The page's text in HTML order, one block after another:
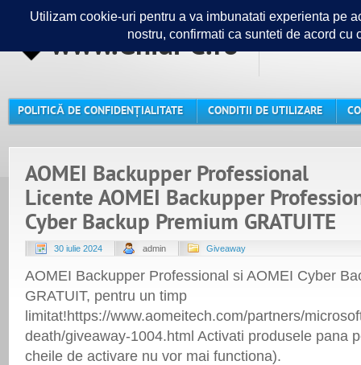
www.GhidPC.ro Ghidul
POLITICĂ DE CONFIDENȚIALITATE CONDITII DE UTILIZARE
AOMEI Backupper Professional
Licente AOMEI Backupper
Cyber Backup Premium GRATUITE
30 iulie 2024 admin Giveaway
AOMEI Backupper Professional si AOMEI Cyber
GRATUIT, pentru un timp
limitat!https://www.aomeitech.com/partners/
death/giveaway-1004.html Activati produsele pana
cheile de activare nu vor mai functiona).